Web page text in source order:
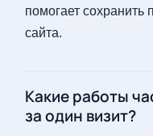
помогает сохранить
сайта.
Какие работы
за один визит?